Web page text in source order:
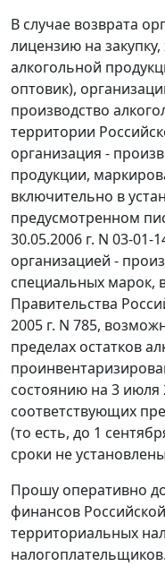
В случае возврата
лицензию на
алкогольной
оптовик),
производство
территории
организация -
продукции,
включительно в
предусмотренном
30.05.2006 г. N 03-01-
организацией -
специальных марок,
Правительства
2005 г. N 785,
пределах остатков
состоянию на 3 июля
соответствующих
(то есть, до 1
сроки не
Прошу оперативно
финансов
территориальных
налогоплательщиков.